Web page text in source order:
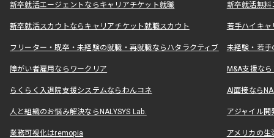
新卒就活エージェントならキャリアチケット就職 新卒就活無料
新卒就活スカウトならキャリアチケット就職スカウト 若手ハイキ
フリーター・既卒・未経験の就職・再就職ならハタラクティブ 未経験・若手
障がい者雇用ならワークリア M&A支援な
らくらく入退院支援システムならわんコネ AI面接なら
人と組織のお悩み解決ならNALYSYS Lab. アジャイル
業務可視化はremopia アメリカの